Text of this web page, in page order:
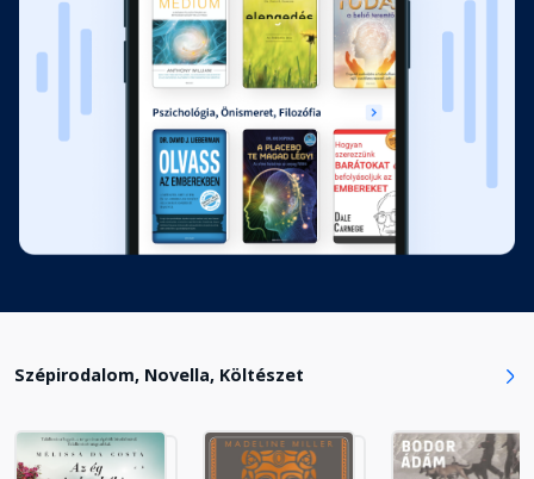
Szépirodalom, Novella, Költészet